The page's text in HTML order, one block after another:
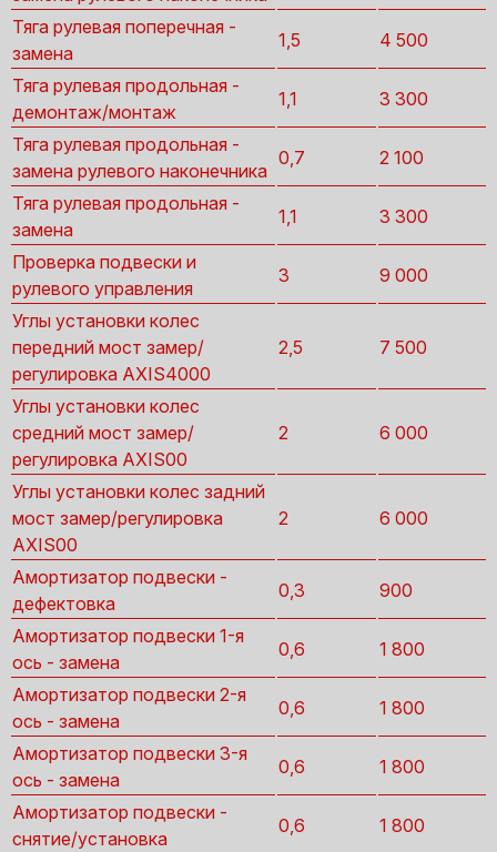
Тяга рулевая поперечная -
замена
1,5 4 500
Тяга рулевая продольная -
демонтаж/монтаж
1,1 3 300
Тяга рулевая продольная -
замена рулевого наконечника
0,7 2 100
Тяга рулевая продольная -
замена
1,1 3 300
Проверка подвески и
рулевого управления
3 9 000
Углы установки колес
передний мост замер/
регулировка AXIS4000
2,5 7 500
Углы установки колес
средний мост замер/
регулировка AXIS00
2 6 000
Углы установки колес задний
мост замер/регулировка
AXIS00
2 6 000
Амортизатор подвески -
дефектовка
0,3 900
Амортизатор подвески 1-я
ось - замена
0,6 1 800
Амортизатор подвески 2-я
ось - замена
0,6 1 800
Амортизатор подвески 3-я
ось - замена
0,6 1 800
Амортизатор подвески -
снятие/установка
0,6 1 800